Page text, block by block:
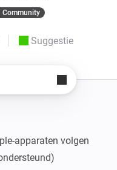
Community
Suggestie
apparaten volgen